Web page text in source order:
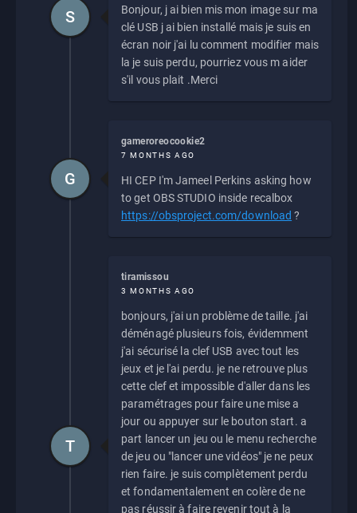
Bonjour, j ai bien mis mon image sur ma
clé USB j ai bien installé mais je suis en
écran noir j'ai lu comment modifier mais
la je suis perdu, pourriez vous m aider
s'il vous plait .Merci
S
gameroreocookie2
7 MONTHS AGO
HI CEP I'm Jameel Perkins asking how
to get OBS STUDIO inside recalbox
https://obsproject.com/download ?
G
tiramissou
3 MONTHS AGO
bonjours, j'ai un problème de taille. j'ai
déménagé plusieurs fois, évidemment
j'ai sécurisé la clef USB avec tout les
jeux et je l'ai perdu. je ne retrouve plus
cette clef et impossible d'aller dans les
paramétrages pour faire une mise a
jour ou appuyer sur le bouton start. a
part lancer un jeu ou le menu recherche
de jeu ou "lancer une vidéos" je ne peux
rien faire. je suis complètement perdu
et fondamentalement en colère de ne
pas réussir à faire revenir tout à la
T